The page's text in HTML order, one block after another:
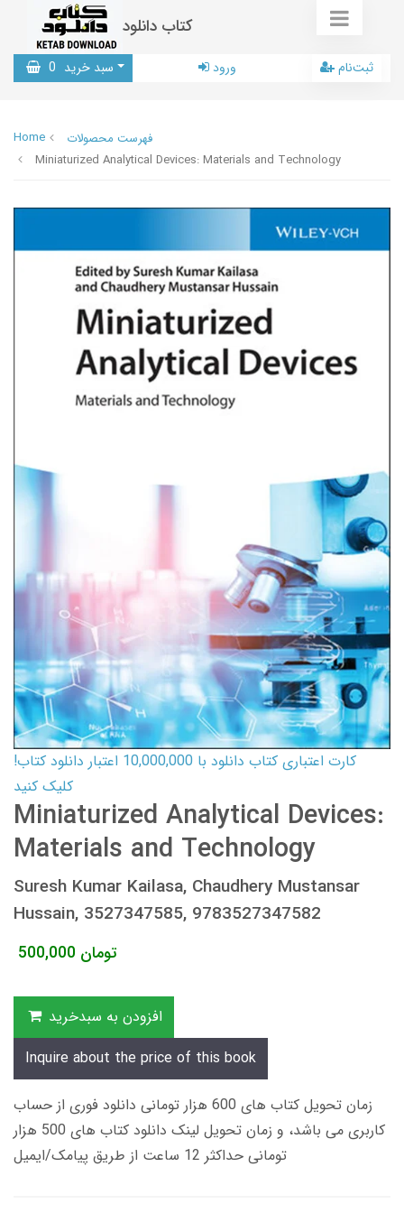
کتاب دانلود
سبد خرید 0 ورود ثبت‌نام
Home
فهرست محصولات
Miniaturized Analytical Devices: Materials and Technology
کارت اعتباری کتاب دانلود با 10,000,000 اعتبار دانلود کتاب!
کلیک کنید
Miniaturized Analytical Devices:
Materials and Technology
Suresh Kumar Kailasa, Chaudhery Mustansar
Hussain, 3527347585, 9783527347582
500,000 تومان
افزودن به سبدخرید
Inquire about the price of this book
زمان تحویل کتاب های 600 هزار تومانی دانلود فوری از حساب
کاربری می باشد، و زمان تحویل لینک دانلود کتاب های 500 هزار
تومانی حداکثر 12 ساعت از طریق پیامک/ایمیل